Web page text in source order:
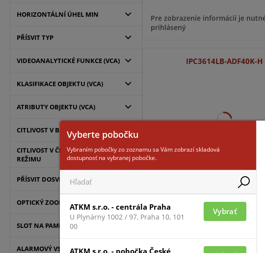
HORIZONTÁLNÍ ÚHEL MIN
PŘÍSVIT TYP
VIDEOANALYTICKÉ FUNKCE (VCA)
KLASIFIKACE OBJEKTU (VCA)
ATRIBUTY OBJEKTU (VCA)
CITLIVOST V BAREVNÉM REŽIMU
CITLIVOST V ČERNOBÍLÉM
REŽIMU
PŘÍSVIT DOSVIT
OPTICKÝ ZOOM
SLOT NA PAMĚŤOVOU KARTU
ALARMOVÝ VSTUP
Pre zobrazenie informácií je
prihlásený
IPC3614LB-ADF40K-H
Pre zobrazenie informácií je nutné
IPC3612SB-ADF28KM-I0
Vyberte pobočku
Vybraním pobočky zo zoznamu sa Vám zobrazí skladová
dostupnosť na vybranej pobočke.
ATKM s.r.o. - centrála Praha
U Plynárny 1002 / 97, Praha 10, 101
00
Vybrať